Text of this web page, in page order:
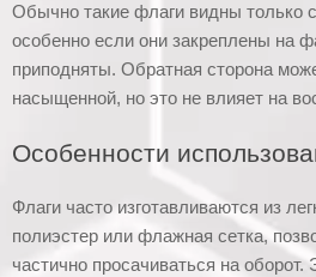
Обычно такие флаги видны только
особенно если они закреплены на
приподняты. Обратная сторона
насыщенной, но это не влияет на
Особенности
Флаги часто изготавливаются из
полиэстер или флажная сетка,
частично просачиваться на